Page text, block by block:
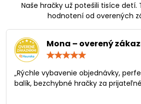
Naše hračky už potešili tisíce detí.
hodnotení od overených
Mona – overený
/
5
„Rýchle vybavenie objednávky,
balík, bezchybné hračky za